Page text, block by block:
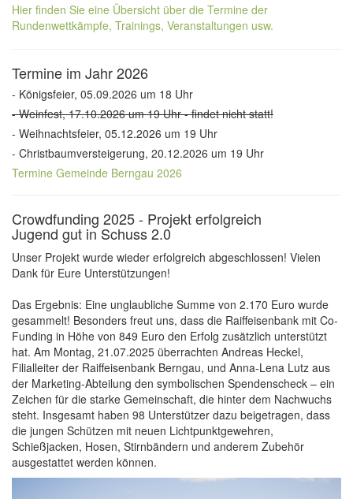
Hier finden Sie eine Übersicht über die Termine der
Rundenwettkämpfe, Trainings, Veranstaltungen usw.
Termine im Jahr 2026
- Königsfeier, 05.09.2026 um 18 Uhr
- Weinfest, 17.10.2026 um 19 Uhr - findet nicht statt!
- Weihnachtsfeier, 05.12.2026 um 19 Uhr
- Christbaumversteigerung, 20.12.2026 um 19 Uhr
Termine Gemeinde Berngau 2026
Crowdfunding 2025 - Projekt erfolgreich
Jugend gut in Schuss 2.0
Unser Projekt wurde wieder erfolgreich abgeschlossen! Vielen
Dank für Eure Unterstützungen!
Das Ergebnis: Eine unglaubliche Summe von 2.170 Euro wurde
gesammelt! Besonders freut uns, dass die Raiffeisenbank mit Co-
Funding in Höhe von 849 Euro den Erfolg zusätzlich unterstützt
hat. Am Montag, 21.07.2025 überrachten Andreas Heckel,
Filialleiter der Raiffeisenbank Berngau, und Anna-Lena Lutz aus
der Marketing-Abteilung den symbolischen Spendenscheck – ein
Zeichen für die starke Gemeinschaft, die hinter dem Nachwuchs
steht. Insgesamt haben 98 Unterstützer dazu beigetragen, dass
die jungen Schützen mit neuen Lichtpunktgewehren,
Schießjacken, Hosen, Stirnbändern und anderem Zubehör
ausgestattet werden können.